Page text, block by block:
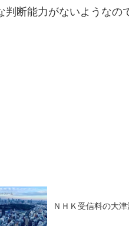
判断能力がないようなの
ＮＨＫ受信料の大